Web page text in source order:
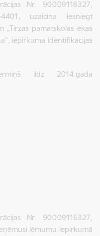
Nr. 90009116327,
uzaicina iesniegt
„Tirzas pamatskolas ēkas
iepirkuma identifikācijas
līdz 2014.gada
Nr. 90009116327,
lēmumu iepirkumā